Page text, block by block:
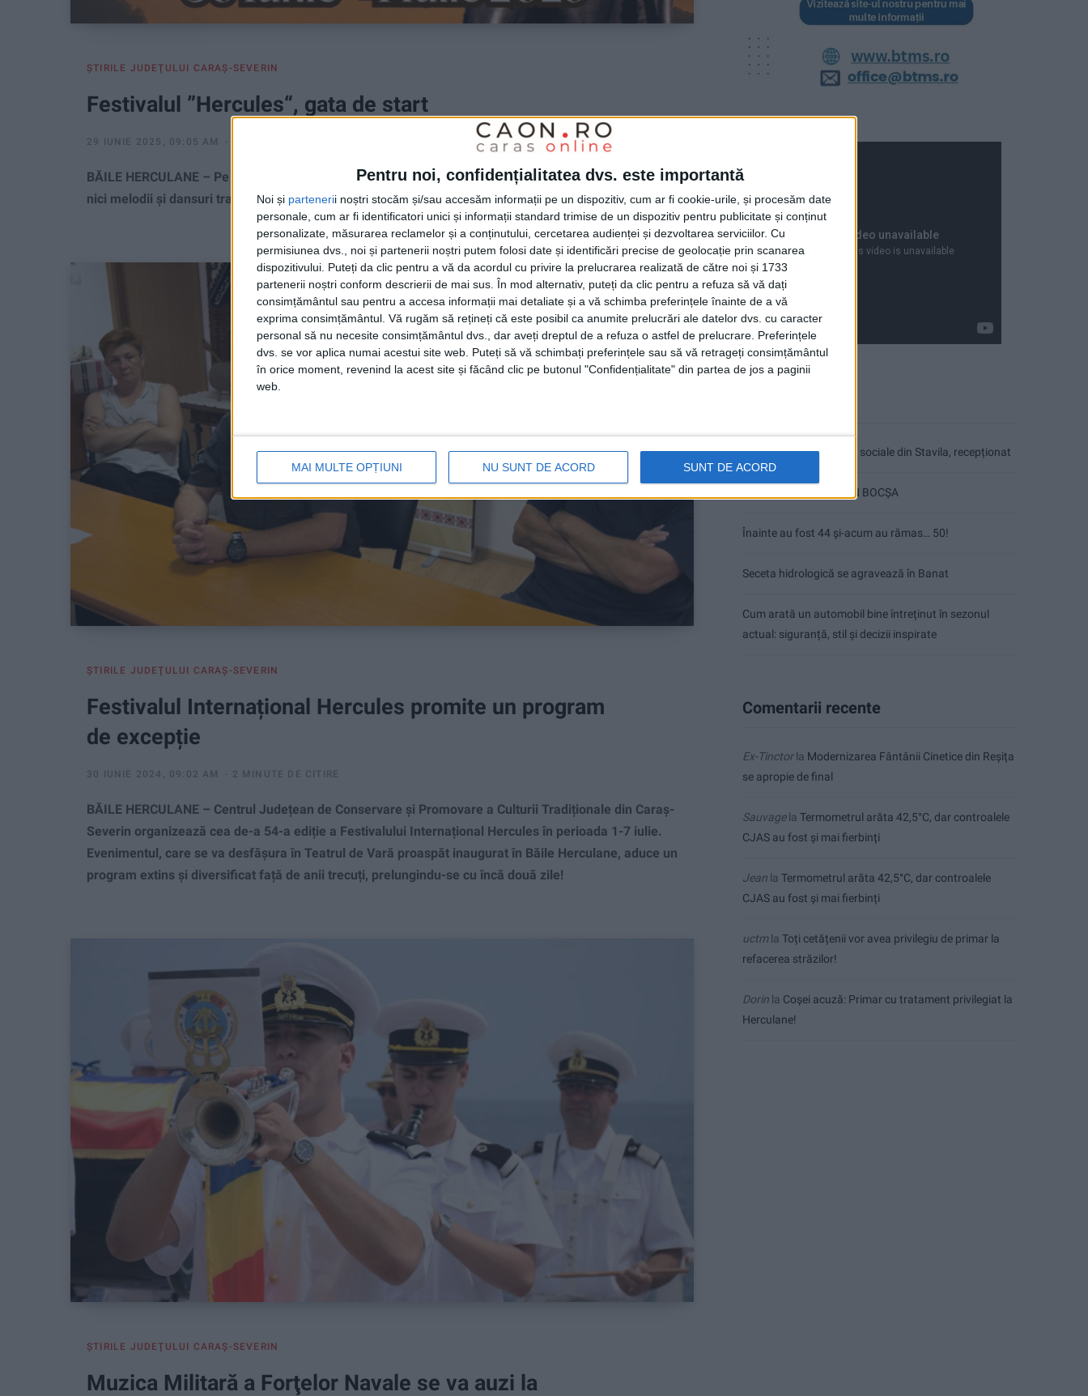
Pentru noi, confidențialitatea dvs. este importantă
Noi și partenerii noștri stocăm și/sau accesăm informații pe un dispozitiv, cum ar fi cookie-urile, și procesăm date
personale, cum ar fi identificatori unici și informații standard trimise de un dispozitiv pentru publicitate și conținut
personalizate, măsurarea reclamelor și a conținutului, cercetarea audienței și dezvoltarea serviciilor. Cu
permisiunea dvs., noi și partenerii noștri putem folosi date și identificări precise de geolocație prin scanarea
dispozitivului. Puteți da clic pentru a vă da acordul cu privire la prelucrarea realizată de către noi și 1733
partenerii noștri conform descrierii de mai sus. În mod alternativ, puteți da clic pentru a refuza să vă dați
consimțământul sau pentru a accesa informații mai detaliate și a vă schimba preferințele înainte de a vă
exprima consimțământul. Vă rugăm să rețineți că este posibil ca anumite prelucrări ale datelor dvs. cu caracter
personal să nu necesite consimțământul dvs., dar aveți dreptul de a refuza o astfel de prelucrare. Preferințele
dvs. se vor aplica numai acestui site web. Puteți să vă schimbați preferințele sau să vă retrageți consimțământul
în orice moment, revenind la acest site și făcând clic pe butonul "Confidențialitate" din partea de jos a paginii
web.
MAI MULTE OPȚIUNI NU SUNT DE ACORD SUNT DE ACORD
ŞTIRILE JUDEŢULUI CARAŞ-SEVERIN
Festivalul ”Hercules“, gata de start
29 IUNIE 2025, 09:05 AM
BĂILE HERCULANE – Pe scena festivalului vor urca soliști din Banat, Oltenia și Ardeal. Nu vor lipsi
nici melodii și dansuri tradiționale din Thailanda, Argentina, Georgia, Paraguay, Bulgaria și Serbia!
ŞTIRILE JUDEŢULUI CARAŞ-SEVERIN
Festivalul Internațional Hercules promite un program
de excepție
30 IUNIE 2024, 09:02 AM 2 MINUTE DE CITIRE
BĂILE HERCULANE – Centrul Județean de Conservare și Promovare a Culturii Tradiționale din Caraș-
Severin organizează cea de-a 54-a ediție a Festivalului Internațional Hercules în perioada 1-7 iulie.
Evenimentul, care se va desfășura în Teatrul de Vară proaspăt inaugurat în Băile Herculane, aduce un
program extins și diversificat față de anii trecuți, prelungindu-se cu încă două zile!
ŞTIRILE JUDEŢULUI CARAŞ-SEVERIN
Muzica Militară a Forţelor Navale se va auzi la
Ultimul bloc de locuințe sociale din Stavila, recepționat
ANUNŢ OPRIRE APĂ ÎN BOCȘA
Înainte au fost 44 și-acum au rămas… 50!
Seceta hidrologică se agravează în Banat
Cum arată un automobil bine întreținut în sezonul
actual: siguranță, stil și decizii inspirate
Comentarii recente
Ex-Tinctorla Modernizarea Fântânii Cinetice din Reșița
se apropie de final
Sauvagela Termometrul arăta 42,5°C, dar controalele
CJAS au fost și mai fierbinți
Jean la Termometrul arăta 42,5°C, dar controalele
CJAS au fost și mai fierbinți
uctmla Toți cetățenii vor avea privilegiu de primar la
refacerea străzilor!
Dorin la Coșei acuză: Primar cu tratament privilegiat la
Herculane!